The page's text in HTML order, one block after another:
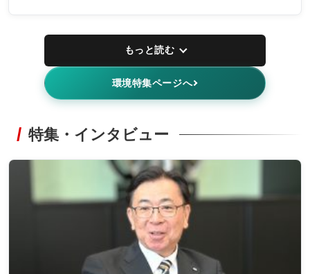
もっと読む
環境特集ページへ
特集・インタビュー